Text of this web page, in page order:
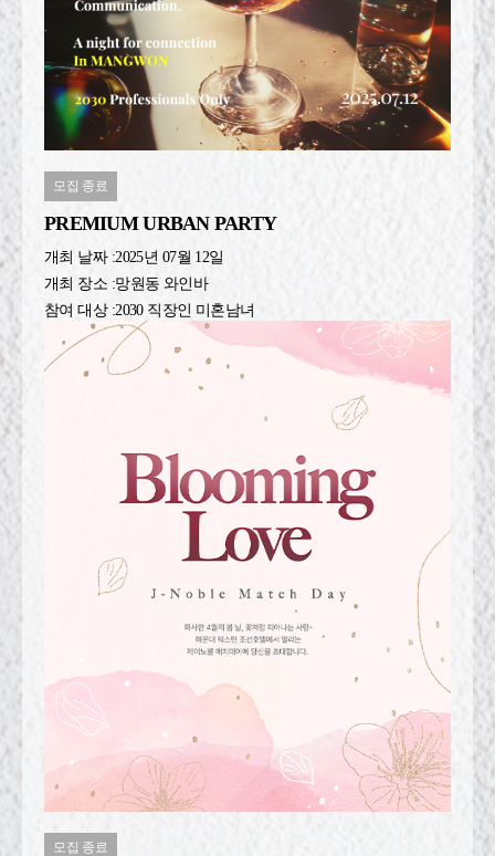
모집 종료
PREMIUM URBAN PARTY
개최 날짜 :2025년 07월 12일
개최 장소 :망원동 와인바
참여 대상 :2030 직장인 미혼남녀
모집 종료